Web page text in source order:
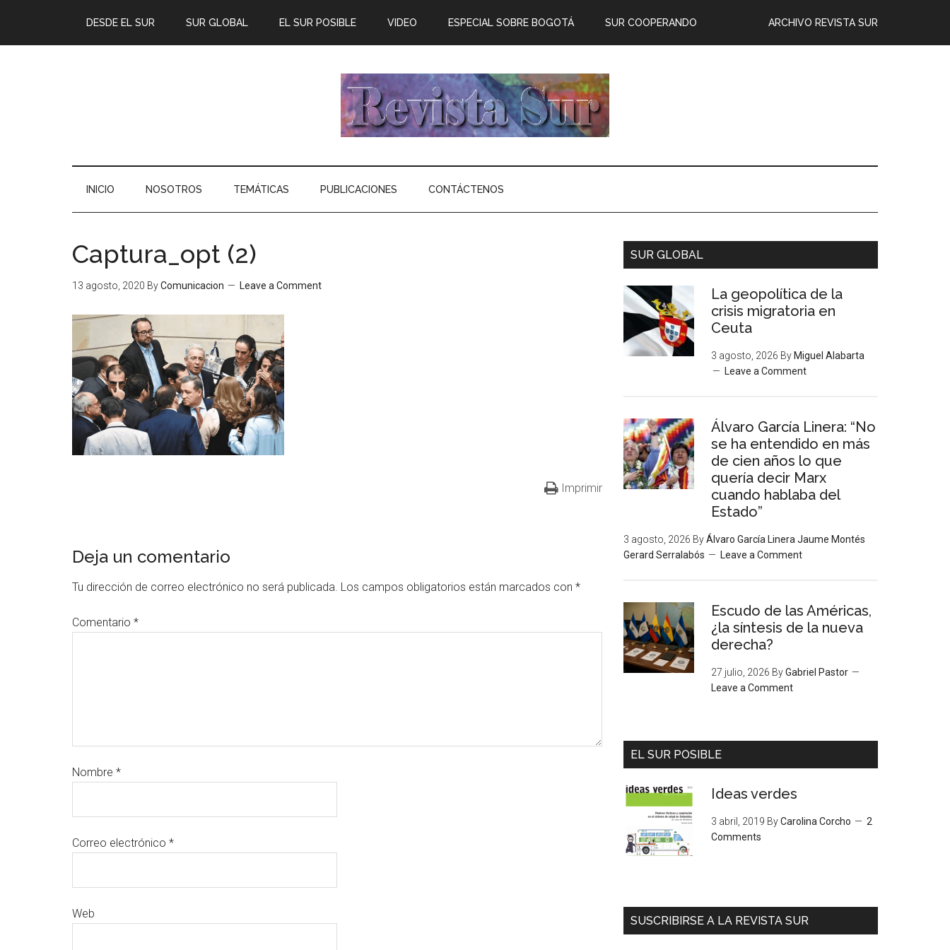
DESDE EL SUR SUR GLOBAL EL SUR POSIBLE ARCHIVO REVISTA SUR
VIDEO ESPECIAL SOBRE BOGOTÁ SUR COOPERANDO
INICIO NOSOTROS TEMÁTICAS PUBLICACIONES CONTÁCTENOS
Captura_opt (2)
13 agosto, 2020 ByComunicacion Leave a Comment
Imprimir
Deja un comentario
Tu dirección de correo electrónico no será publicada. Los campos obligatorios están marcados con *
Comentario *
Nombre *
Correo electrónico *
Web
SUR GLOBAL
La geopolítica de la
crisis migratoria en
Ceuta
3 agosto, 2026 By Miguel Alabarta
Leave a Comment
Álvaro García Linera: “No
se ha entendido en más
de cien años lo que
quería decir Marx
cuando hablaba del
Estado”
3 agosto, 2026 ByÁlvaro García Linera Jaume Montés
Gerard Serralabós
Leave a Comment
Escudo de las Américas,
¿la síntesis de la nueva
derecha?
27 julio, 2026 ByGabriel Pastor
Leave a Comment
EL SUR POSIBLE
Ideas verdes
3 abril, 2019 ByCarolina Corcho
2
Comments
SUSCRIBIRSE A LA REVISTA SUR